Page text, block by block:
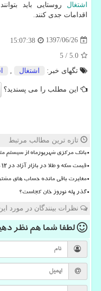
اشتغال روستایی باید
اقدامات جدی كنند.
1397/06/26
15:07:38
5.0
/
5
تگهای خبر:
اشتغال
این مطلب را می پسندید؟
تازه ترین مطالب مرتبط
بانک مرکزی شهریورماه از سیستم
قیمت سکه و طلا در بازار آزاد در ۱۲ مرداد ۱۴۰۵
مغایرت باقی مانده حساب های مشتریان تا 17 مرداد
گذر پله نوروز خان کجاست؟
نظرات بینندگان در مورد
لطفا شما همنظر